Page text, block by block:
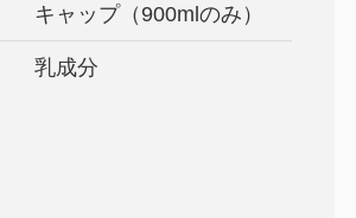
キャップ（900mlのみ）
乳成分